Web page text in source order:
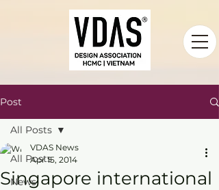
Post
All Posts
News
All Posts
Singapore international
VDAS News
Apr 15, 2014